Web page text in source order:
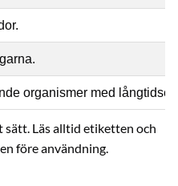
organismer med
Läs alltid etiketten och
före användning.